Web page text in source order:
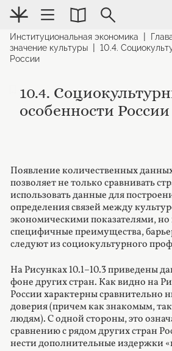
Институциональная экономика
значение культуры
10.4.
России
10.4.
особенности России
Появление количественных
позволяет не только сравнивать
использовать данные для
определения связей между
экономическими показателями, но
специфичные преимущества,
следуют из социокультурного
На Рисунках 10.1–10.3 приведены
фоне других стран. Как видно на
России характерны сравнительно
доверия (причем как знакомым,
людям). С одной стороны, это
сравнению с рядом других стран
нести дополнительные издержки